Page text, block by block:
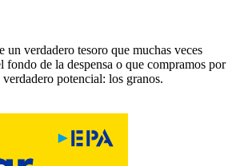
un verdadero tesoro que muchas veces
fondo de la despensa o que compramos por
potencial: los granos.